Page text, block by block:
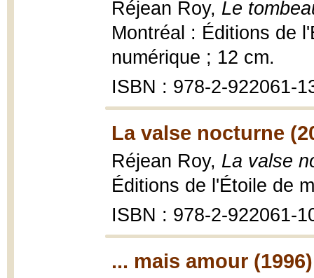
Réjean Roy, Le
Montréal : Éditions de
numérique ; 12 cm.
ISBN : 978-2-922061-
La valse nocturne
Réjean Roy, La valse
Éditions de l'Étoile de
ISBN : 978-2-922061-
... mais amour (1996)